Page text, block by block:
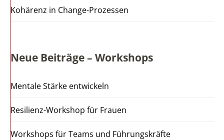
Kohärenz in Change-Prozessen
Neue Beiträge – Workshops
Mentale Stärke entwickeln
Resilienz-Workshop für Frauen
Workshops für Teams und Führungskräfte